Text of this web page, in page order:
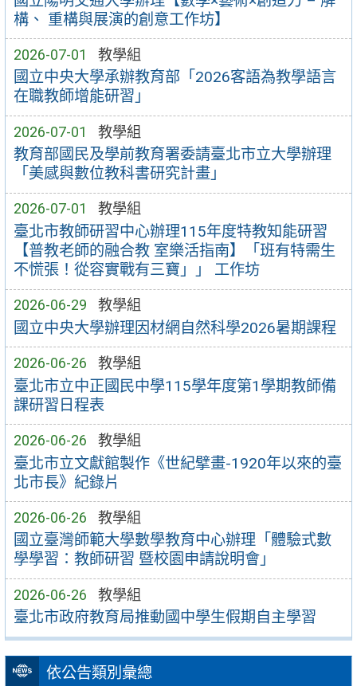
構、 重構與展演的創意工作坊】
2026-07-01 教學組
國立中央大學承辦教育部「2026客語為教學語言
在職教師增能研習」
2026-07-01 教學組
教育部國民及學前教育署委請臺北市立大學辦理
「美感與數位教科書研究計畫」
2026-07-01 教學組
臺北市教師研習中心辦理115年度特教知能研習
【普教老師的融合教 室樂活指南】「班有特需生
不慌張！從容實戰有三寶」」 工作坊
2026-06-29 教學組
國立中央大學辦理因材網自然科學2026暑期課程
2026-06-26 教學組
臺北市立中正國民中學115學年度第1學期教師備
課研習日程表
2026-06-26 教學組
臺北市立文獻館製作《世紀擘畫-1920年以來的臺
北市長》紀錄片
2026-06-26 教學組
國立臺灣師範大學數學教育中心辦理「體驗式數
學學習：教師研習 暨校園申請說明會」
2026-06-26 教學組
臺北市政府教育局推動國中學生假期自主學習
依公告類別彙總